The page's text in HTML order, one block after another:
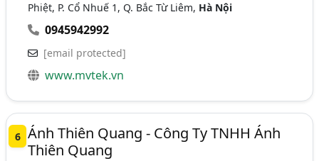
Phiệt, P. Cổ Nhuế 1, Q. Bắc Từ Liêm, Hà Nội
0945942992
[email protected]
www.mvtek.vn
6 Ánh Thiên Quang - Công Ty TNHH Ánh
Thiên Quang